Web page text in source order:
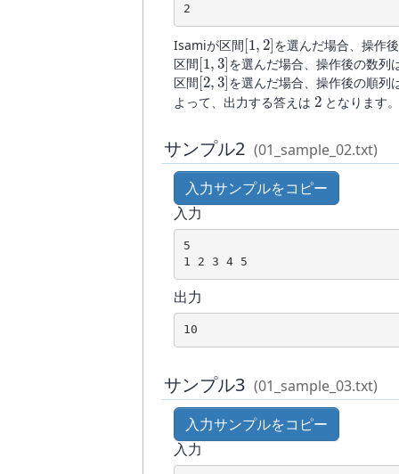
2
Isamiが区間
[ 2]
を選んだ場合、操作
区間
[1,3]
を選んだ場合、操作後の数列
区間
[2,3]
を選んだ場合、操作後の順列
よって、出力する答えは
2
となります
サンプル2 (01_sample_02.txt)
入力サンプルをコピー
入力
5
1 2 3 4 5
出力
10
サンプル3 (01_sample_03.txt)
入力サンプルをコピー
入力